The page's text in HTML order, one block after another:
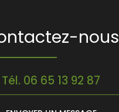
nous
Tél. 06 65 13 92 87